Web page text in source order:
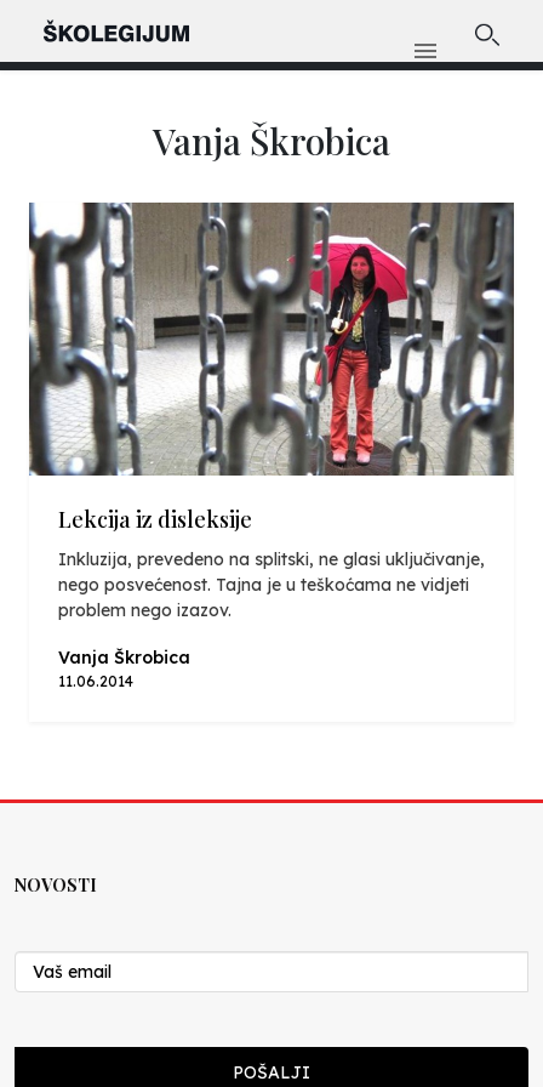
Vanja Škrobica
Lekcija iz disleksije
Inkluzija, prevedeno na splitski, ne glasi uključivanje,
nego posvećenost. Tajna je u teškoćama ne vidjeti
problem nego izazov.
Vanja Škrobica
11.06.2014
NOVOSTI
POŠALJI